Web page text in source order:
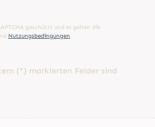
geschützt und es gelten die
Nutzungsbedingungen.
(*) markierten Felder sind